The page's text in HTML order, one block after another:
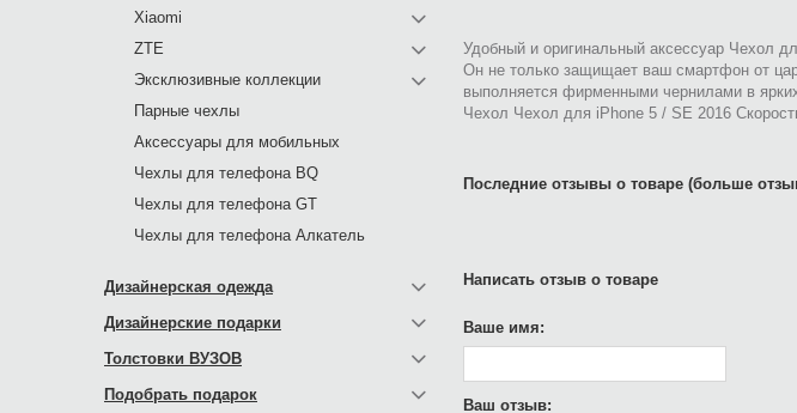
Удобный и оригинальный аксессуар Чехол
Он не только защищает ваш смартфон от
выполняется фирменными чернилами в
Чехол Чехол для iPhone 5 / SE 2016
Последние отзывы о товаре (больше
Написать отзыв о товаре
Ваше имя:
Ваш отзыв:
Xiaomi
ZTE
Эксклюзивные коллекции
Парные чехлы
Аксессуары для мобильных
Чехлы для телефона BQ
Чехлы для телефона GT
Чехлы для телефона Алкатель
Дизайнерская одежда
Дизайнерские подарки
Толстовки ВУЗОВ
Подобрать подарок